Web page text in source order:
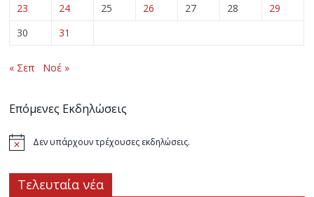
23
24 25 26 27 28
29
30
31
« Σεπ Νοέ »
Επόμενες Εκδηλώσεις
Δεν υπάρχουν τρέχουσες εκδηλώσεις.
Τελευταία νέα